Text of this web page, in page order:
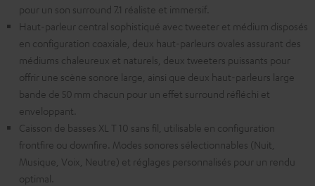
pour un son surround 7.1 réaliste et immersif.
Haut-parleur central sophistiqué avec tweeter et médium disposés
en configuration coaxiale, deux haut-parleurs ovales assurant des
médiums chaleureux et naturels, deux tweeters puissants pour
offrir une scène sonore large, ainsi que deux haut-parleurs large
bande de 50 mm chacun pour un effet surround réfléchi et
enveloppant.
Caisson de basses XL T 10 sans fil, utilisable en configuration
frontfire ou downfire. Modes sonores sélectionnables (Nuit,
Musique, Voix, Neutre) et réglages personnalisés pour un rendu
optimal.